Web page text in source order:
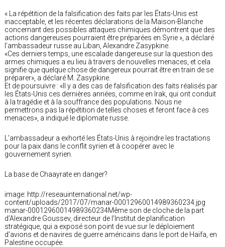
« La répétition de la falsification des faits par les États-Unis est
inacceptable, et les récentes déclarations de la Maison-Blanche
concernant des possibles attaques chimiques démontrent que des
actions dangereuses pourraient être préparées en Syrie », a déclaré
l’ambassadeur russe au Liban, Alexandre Zasypkine.
«Ces derniers temps, une escalade dangereuse sur la question des
armes chimiques a eu lieu à travers de nouvelles menaces, et cela
signifie que quelque chose de dangereux pourrait être en train de se
préparer», a déclaré M. Zasypkine.
Et de poursuivre : «Il y a des cas de falsification des faits réalisés par
les États-Unis ces dernières années, comme en Irak, qui ont conduit
à la tragédie et à la souffrance des populations. Nous ne
permettrons pas la répétition de telles choses et feront face à ces
menaces», a indiqué le diplomate russe.
L’ambassadeur a exhorté les États-Unis à rejoindre les tractations
pour la paix dans le conflit syrien et à coopérer avec le
gouvernement syrien.
La base de Chaayrate en danger?
image: http://reseauinternational.net/wp-
content/uploads/2017/07/manar-00012960014989360234.jpg
manar-00012960014989360234Même son de cloche de la part
d’Alexandre Goussev, directeur de l’Institut de planification
stratégique, qui a exposé son point de vue sur le déploiement
d’avions et de navires de guerre américains dans le port de Haïfa, en
Palestine occupée.